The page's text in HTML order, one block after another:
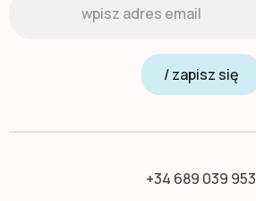
/ zapisz się
+34 689 039 953